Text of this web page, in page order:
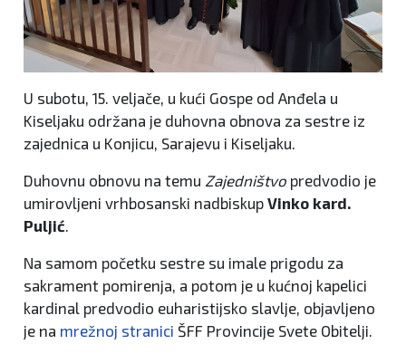
U subotu, 15. veljače, u kući Gospe od Anđela u
Kiseljaku održana je duhovna obnova za sestre iz
zajednica u Konjicu, Sarajevu i Kiseljaku.
Duhovnu obnovu na temu Zajedništvo predvodio je
umirovljeni vrhbosanski nadbiskup Vinko kard.
Puljić
Na samom početku sestre su imale prigodu za
sakrament pomirenja, a potom je u kućnoj kapelici
kardinal predvodio euharistijsko slavlje, objavljeno
je na mrežnoj stranici ŠFF Provincije Svete Obitelji.